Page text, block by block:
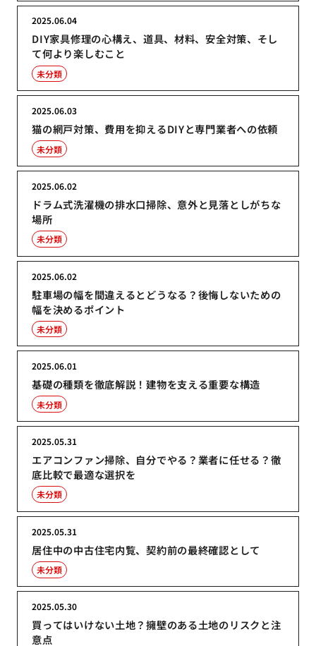
DIY家具修理の心構え、道具、材料、安全対策、そし
て何より楽しむこと
2025.06.04
未分類
猫の網戸対策、費用を抑えるDIYと専門業者への依頼
2025.06.03
未分類
ドラム式洗濯機の排水口掃除、意外と見落としがちな
場所
2025.06.02
未分類
駐車場の幅を間違えるとどうなる？後悔しないための
幅を決めるポイント
2025.06.02
未分類
基礎の種類を徹底解説！建物を支える重要な構造
2025.06.01
未分類
エアコンファン掃除、自分でやる？業者に任せる？徹
底比較で最適な選択を
2025.05.31
未分類
居住中の中古住宅内覧、契約前の最終確認として
2025.05.31
未分類
買ってはいけない土地？擁壁のある土地のリスクと注
意点
2025.05.30